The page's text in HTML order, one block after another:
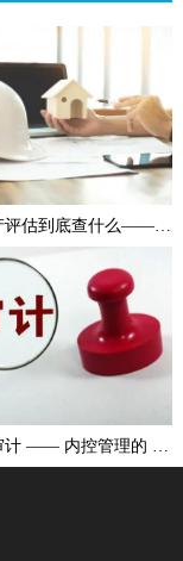
企业做资产评估到底查什么——从有形资产到无形资产的估值逻辑解析
企业内部审计 —— 内控管理的 “核心引擎”